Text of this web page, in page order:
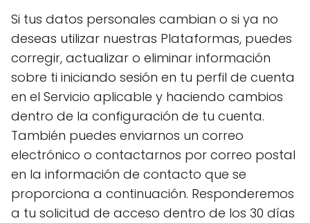
Si tus datos personales cambian o si ya no
deseas utilizar nuestras Plataformas, puedes
corregir, actualizar o eliminar información
sobre ti iniciando sesión en tu perfil de cuenta
en el Servicio aplicable y haciendo cambios
dentro de la configuración de tu cuenta.
También puedes enviarnos un correo
electrónico o contactarnos por correo postal
en la información de contacto que se
proporciona a continuación. Responderemos
a tu solicitud de acceso dentro de los 30 días